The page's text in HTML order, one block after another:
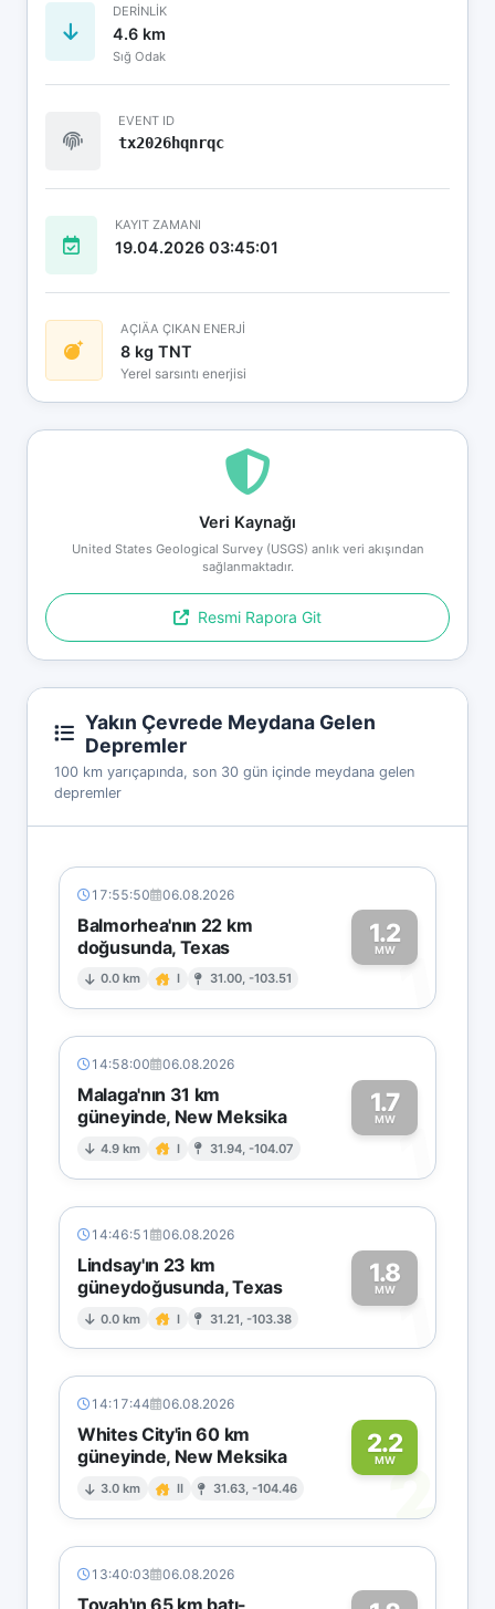
DERINLIK
4.6 km
Sığ Odak
EVENT ID
tx2026hqnrqc
KAYIT ZAMANI
19.04.2026 03:45:01
AÇIÄA ÇIKAN ENERJİ
8 kg TNT
Yerel sarsıntı enerjisi
Veri Kaynağı
United States Geological Survey (USGS) anlık veri akışından
sağlanmaktadır.
Resmi Rapora Git
Yakın Çevrede Meydana Gelen
Depremler
100 km yarıçapında, son 30 gün içinde meydana gelen
depremler
17:55:50 06.08.2026
Balmorhea'nın 22 km
doğusunda, Texas
0.0 km I 31.00, -103.51
1.2
MW1
14:58:00 06.08.2026
Malaga'nın 31 km
güneyinde, New Meksika
4.9 km I 31.94, -104.07
1.7
MW1
14:46:51 06.08.2026
Lindsay'ın 23 km
güneydoğusunda, Texas
0.0 km I 31.21, -103.38
1.8
MW1
14:17:44 06.08.2026
Whites City'in 60 km
güneyinde, New Meksika
3.0 km II 31.63, -104.46
2.2
MW2
13:40:03 06.08.2026
Toyah'ın 65 km batı-